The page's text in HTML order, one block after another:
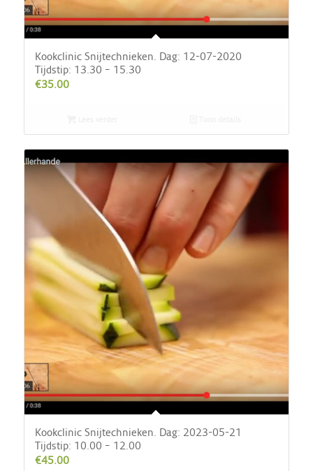
Kookclinic Snijtechnieken. Dag: 12-07-2020
Tijdstip: 13.30 – 15.30
€35.00
Kookclinic Snijtechnieken. Dag: 2023-05-21
Tijdstip: 10.00 – 12.00
€45.00